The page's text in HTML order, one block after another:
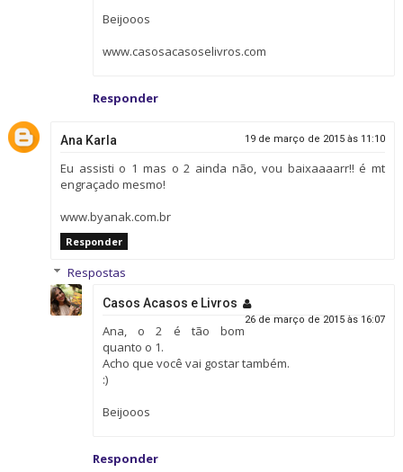
Beijooos
www.casosacasoselivros.com
Responder
Ana Karla 19 de março de 2015 às 11:10
Eu assisti o 1 mas o 2 ainda não, vou baixaaaarr!! é mt
engraçado mesmo!
www.byanak.com.br
Responder
Respostas
Casos Acasos e Livros
26 de março de 2015 às 16:07
Ana, o 2 é tão bom
quanto o 1.
Acho que você vai gostar também.
:)
Beijooos
Responder